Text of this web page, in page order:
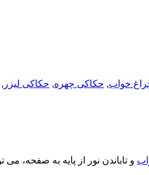
خواب, حکاکی چهره, حکاکی لیزر ,
و تاباندن نور از پایه به صفحه،